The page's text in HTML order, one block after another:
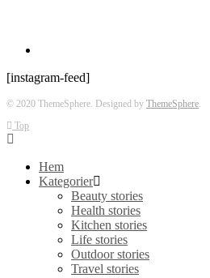
[instagram-feed]
© 2020 ThemeSphere. Designed by ThemeSphere.
Top
Hem
Kategorier
Beauty stories
Health stories
Kitchen stories
Life stories
Outdoor stories
Travel stories